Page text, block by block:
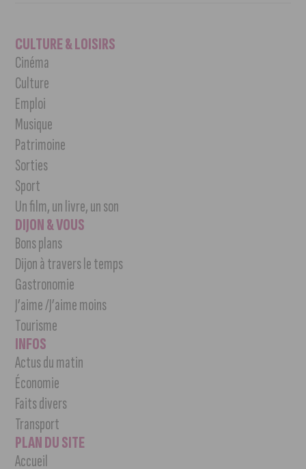
CULTURE & LOISIRS
Cinéma
Culture
Emploi
Musique
Patrimoine
Sorties
Sport
Un film, un livre, un son
DIJON & VOUS
Bons plans
Dijon à travers le temps
Gastronomie
J’aime /J’aime moins
Tourisme
INFOS
Actus du matin
Économie
Faits divers
Transport
PLAN DU SITE
Accueil